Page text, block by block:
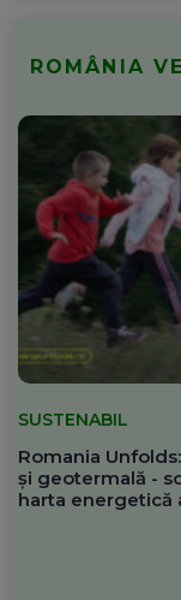
ROMÂNIA
SUSTENABIL
Romania
și geotermală -
harta energetică